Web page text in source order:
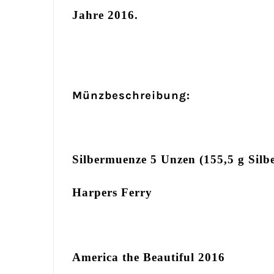
Jahre 2016.
Münzbeschreibung:
Silbermuenze 5 Unzen (155,5 g
Harpers Ferry
America the Beautiful 2016